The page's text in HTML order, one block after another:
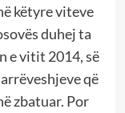
këtyre viteve
duhej ta
e vitit 2014, së
që
zbatuar. Por